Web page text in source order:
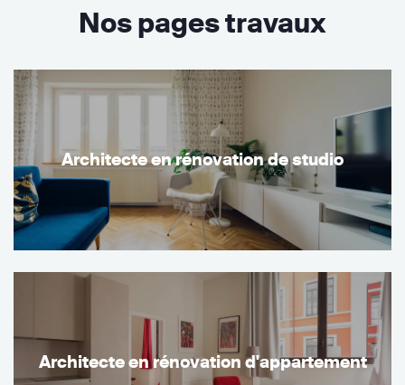
Nos pages travaux
Architecte en rénovation de studio
Architecte en rénovation d'appartement